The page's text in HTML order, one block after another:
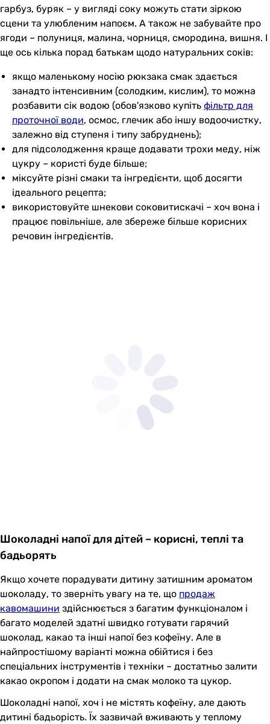
гарбуз, буряк – у вигляді соку можуть стати зіркою
сцени та улюбленим напоєм. А також не забувайте про
ягоди – полуниця, малина, чорниця, смородина, вишня. І
ще ось кілька порад батькам щодо натуральних соків:
якщо маленькому носію рюкзака смак здається
занадто інтенсивним (солодким, кислим), то можна
розбавити сік водою (обов'язково купіть фільтр для
проточної води, осмос, глечик або іншу водоочистку,
залежно від ступеня і типу забруднень);
для підсолодження краще додавати трохи меду, ніж
цукру – користі буде більше;
міксуйте різні смаки та інгредієнти, щоб досягти
ідеального рецепта;
використовуйте шнекови соковитискачі – хоч вона і
працює повільніше, але збереже більше корисних
речовин інгредієнтів.
Шоколадні напої для дітей – корисні, теплі та
бадьорять
Якщо хочете порадувати дитину затишним ароматом
шоколаду, то зверніть увагу на те, що продаж
кавомашини здійснюється з багатим функціоналом і
багато моделей здатні швидко готувати гарячий
шоколад, какао та інші напої без кофеїну. Але в
найпростішому варіанті можна обійтися і без
спеціальних інструментів і техніки – достатньо залити
какао окропом і додати на смак молоко та цукор.
Шоколадні напої, хоч і не містять кофеїну, але дають
дитині бадьорість. Їх зазвичай вживають у теплому